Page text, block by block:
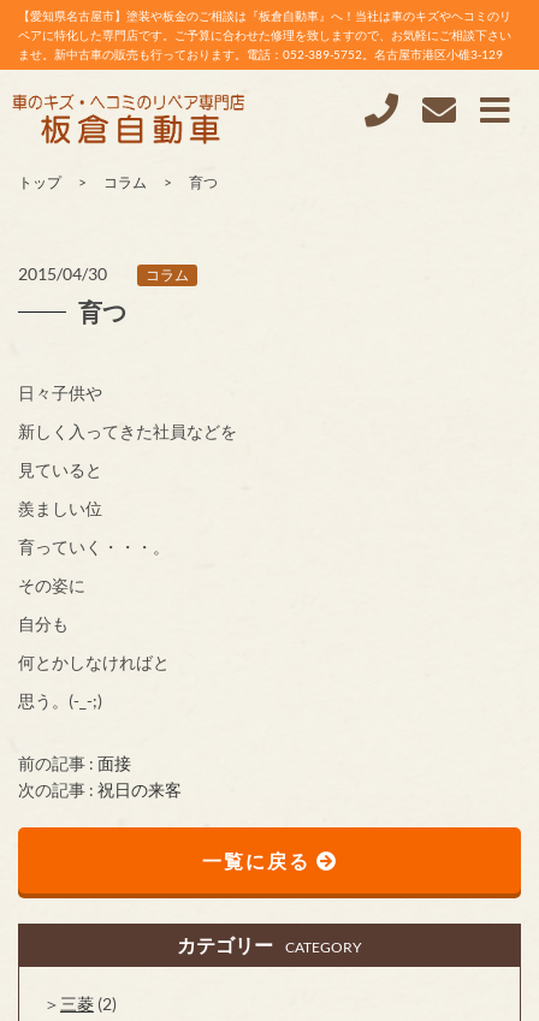
【愛知県名古屋市】塗装や板金のご相談は『板倉自動車』へ！当社は車のキズやヘコミのリ
ペアに特化した専門店です。ご予算に合わせた修理を致しますので、お気軽にご相談下さい
ませ。新中古車の販売も行っております。電話：052-389-5752。名古屋市港区小碓3-129
トップ コラム 育つ
2015/04/30 コラム
育つ
日々子供や
新しく入ってきた社員などを
見ていると
羨ましい位
育っていく・・・。
その姿に
自分も
何とかしなければと
思う。(-_-;)
前の記事 : 面接
次の記事 : 祝日の来客
一覧に戻る
カテゴリー CATEGORY
三菱 (2)